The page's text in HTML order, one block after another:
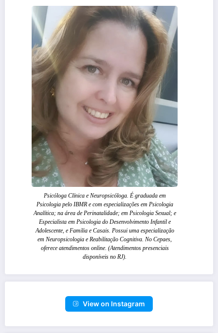
Psicóloga Clínica e Neuropsicóloga. É graduada em
Psicologia pelo IBMR e com especializações em Psicologia
Analítica; na área de Perinatalidade; em Psicologia Sexual; e
Especialista em Psicologia do Desenvolvimento Infantil e
Adolescente, e Familia e Casais. Possui uma especialização
em Neuropsicologia e Reabilitação Cognitiva. No Cepaes,
oferece atendimentos online. (Atendimentos presenciais
disponíveis no RJ).
View on Instagram